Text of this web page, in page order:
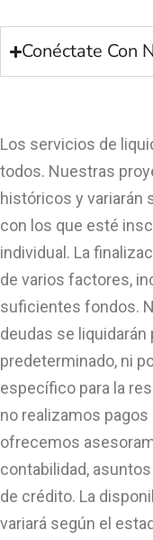
Conéctate Con
Los servicios de
todos. Nuestras
históricos y variarán
con los que esté
individual. La
de varios factores,
suficientes fondos.
deudas se
predeterminado, ni
específico para la
no realizamos
ofrecemos
contabilidad,
de crédito. La
variará según el